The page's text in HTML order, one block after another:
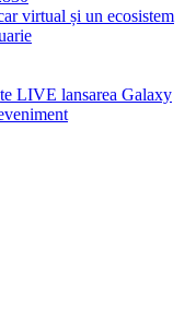
virtual și un ecosistem
LIVE lansarea Galaxy